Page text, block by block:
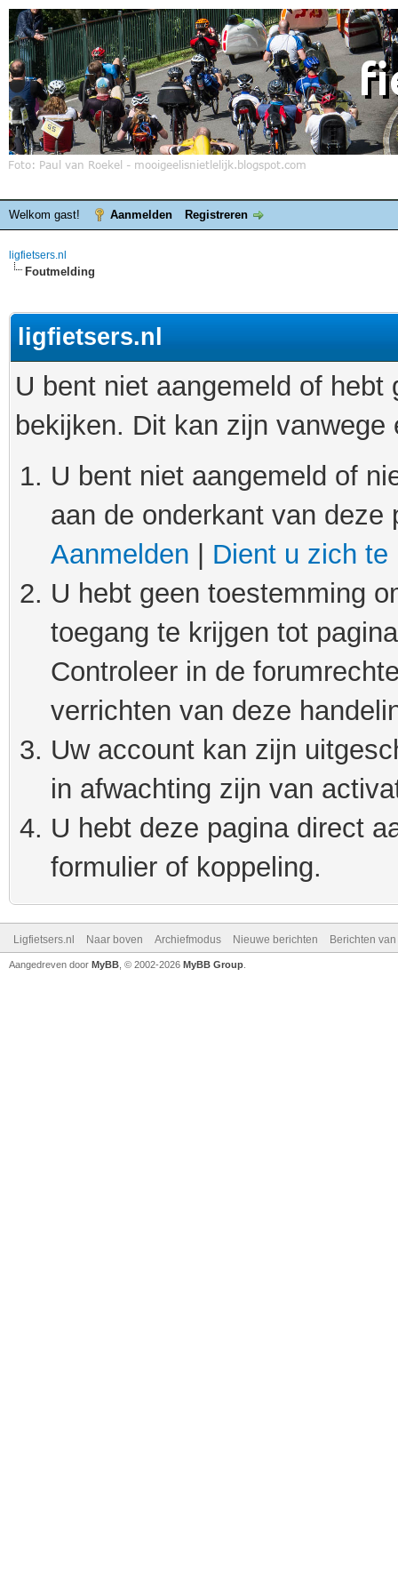
Welkom gast! Aanmelden Registreren
ligfietsers.nl
Foutmelding
ligfietsers.nl
U bent niet aangemeld of
bekijken. Dit kan zijn
U bent niet aangemeld of
aan de onderkant van
Aanmelden
Dient u zich te
U hebt geen toestemming
toegang te krijgen tot
Controleer in de
verrichten van deze
Uw account kan zijn
in afwachting zijn van
U hebt deze pagina direct
formulier of koppeling.
Ligfietsers.nl Naar boven Archiefmodus Nieuwe berichten Berichten
Aangedreven door MyBB , © 2002-2026 MyBB Group